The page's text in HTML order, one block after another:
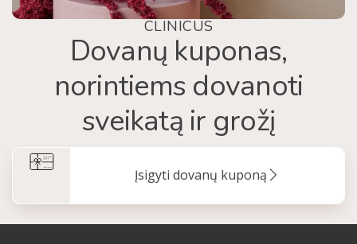
CLINICUS
Dovanų kuponas,
norintiems dovanoti
sveikatą ir grožį
Įsigyti dovanų kuponą